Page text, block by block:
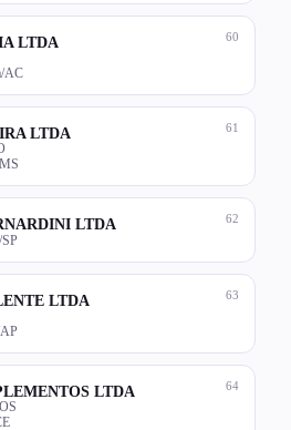
60
LTDA
AC
61
LTDA
62
LTDA
63
LTDA
64
LTDA